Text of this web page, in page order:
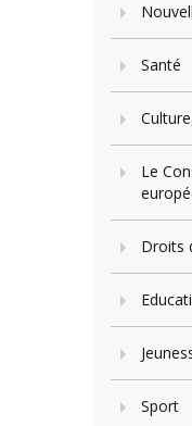
Santé
Le
Droits
Sport